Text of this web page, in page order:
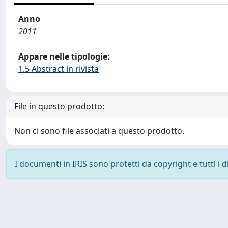
Anno
2011
Appare nelle tipologie:
1.5 Abstract in rivista
File in questo prodotto:
Non ci sono file associati a questo prodotto.
I documenti in IRIS sono protetti da copyright e tutti i